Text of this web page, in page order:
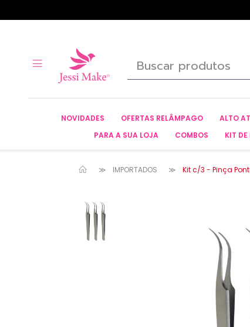
NOVIDADES OFERTAS RELÂMPAGO ALTO
PARA A SUA LOJA
COMBOS KIT DE
IMPORTADOS Kit c/3 - Pinça